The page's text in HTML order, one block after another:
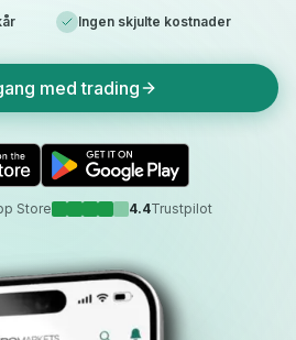
Ingen skjulte kostnader
med trading
Store 4.4Trustpilot